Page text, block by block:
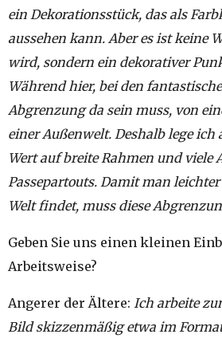
ein Dekorationsstück, das als
aussehen kann. Aber es ist keine
wird, sondern ein dekorativer
Während hier, bei den
Abgrenzung da sein muss, von
einer Außenwelt. Deshalb lege
Wert auf breite Rahmen und viele
Passepartouts. Damit man
Welt findet, muss diese
Geben Sie uns einen kleinen
Arbeitsweise?
Angerer der Ältere: Ich arbeite
Bild skizzenmäßig etwa im